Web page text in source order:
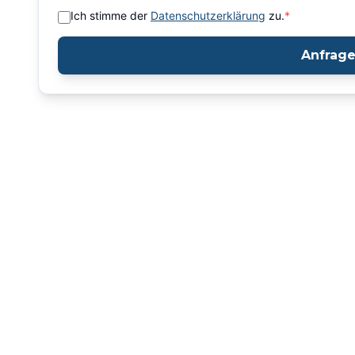
Ich stimme der Datenschutzerklärung zu.*